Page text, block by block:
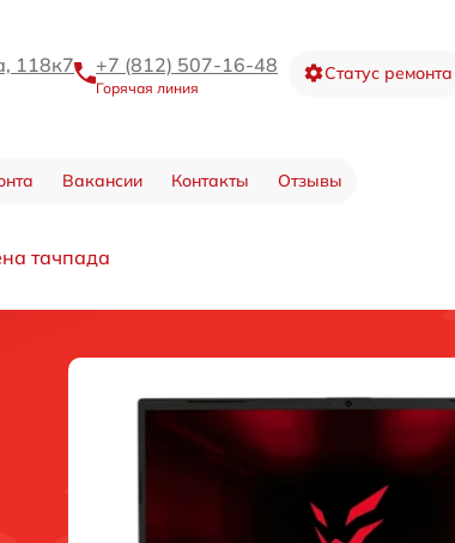
118к7 +7 (812) 507-16-48
Горячая линия
Статус ремонта
Вакансии Контакты Отзывы
тачпада